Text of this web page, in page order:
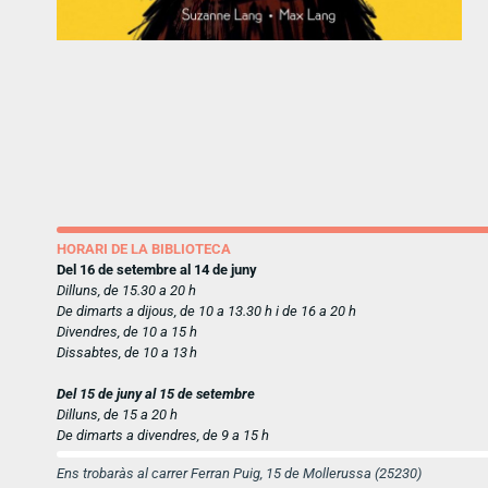
HORARI DE LA BIBLIOTECA
Del 16 de setembre al 14 de juny
Dilluns, de 15.30 a 20 h
De dimarts a dijous, de 10 a 13.30 h i de 16 a 20 h
Divendres, de 10 a 15 h
Dissabtes, de 10 a 13 h
Del 15 de juny al 15 de setembre
Dilluns, de 15 a 20 h
De dimarts a divendres, de 9 a 15 h
Ens trobaràs al carrer Ferran Puig, 15 de Mollerussa (25230)